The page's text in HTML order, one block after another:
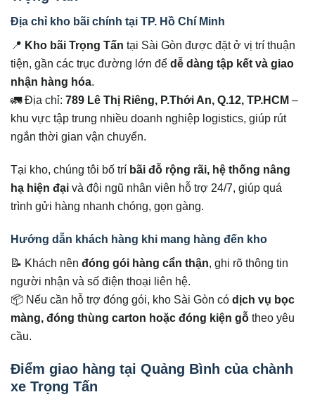
Địa chỉ kho bãi chính tại TP. Hồ Chí Minh
📍 Kho bãi Trọng Tấn tại Sài Gòn được đặt ở vị trí thuận
tiện, gần các trục đường lớn để dễ dàng tập kết và giao
nhận hàng hóa.
🚛 Địa chỉ: 789 Lê Thị Riêng, P.Thới An, Q.12, TP.HCM –
khu vực tập trung nhiều doanh nghiệp logistics, giúp rút
ngắn thời gian vận chuyển.
Tại kho, chúng tôi bố trí bãi đỗ rộng rãi, hệ thống nâng
hạ hiện đại và đội ngũ nhân viên hỗ trợ 24/7, giúp quá
trình gửi hàng nhanh chóng, gọn gàng.
Hướng dẫn khách hàng khi mang hàng đến kho
📝 Khách nên đóng gói hàng cẩn thận, ghi rõ thông tin
người nhận và số điện thoại liên hệ.
📦 Nếu cần hỗ trợ đóng gói, kho Sài Gòn có dịch vụ bọc
màng, đóng thùng carton hoặc đóng kiện gỗ theo yêu
cầu.
Điểm giao hàng tại Quảng Bình của chành
xe Trọng Tấn